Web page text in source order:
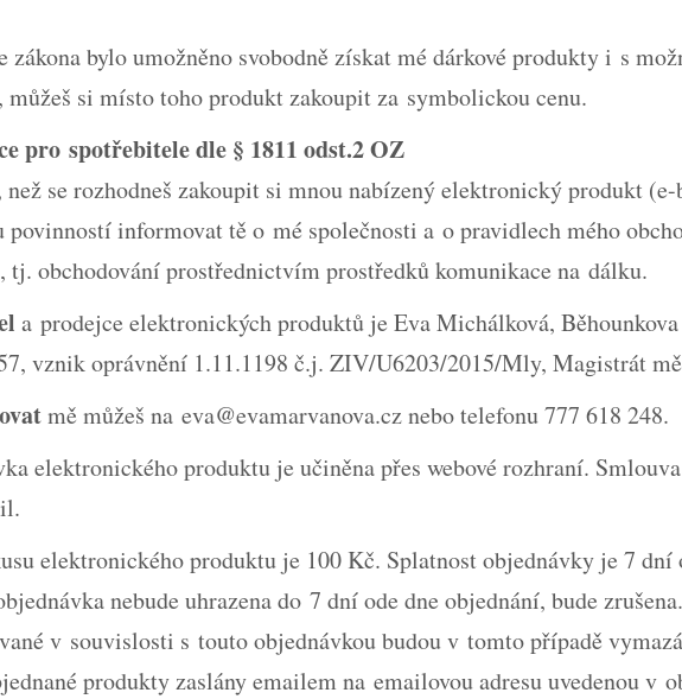
zákona bylo umožněno svobodně získat mé dárkové produkty i s
můžeš si místo toho produkt zakoupit za symbolickou cenu.
pro spotřebitele dle § 1811 odst.2 OZ
než se rozhodneš zakoupit si mnou nabízený elektronický produkt
povinností informovat tě o mé společnosti a o pravidlech mého
tj. obchodování prostřednictvím prostředků komunikace na dálku.
a prodejce elektronických produktů je Eva Michálková,
vznik oprávnění 1.11.1198 č.j. ZIV/U6203/2015/Mly, Magistrát
mě můžeš na eva@evamarvanova.cz nebo telefonu 777 618 248.
elektronického produktu je učiněna přes webové rozhraní.
elektronického produktu je 100 Kč. Splatnost objednávky je 7
nebude uhrazena do 7 dní ode dne objednání, bude
v souvislosti s touto objednávkou budou v tomto případě
produkty zaslány emailem na emailovou adresu uvedenou v